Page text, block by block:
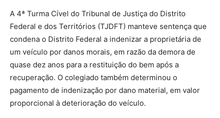
A 4ª Turma Cível do Tribunal de Justiça do Distrito
Federal e dos Territórios (TJDFT) manteve sentença que
condena o Distrito Federal a indenizar a proprietária de
um veículo por danos morais, em razão da demora de
quase dez anos para a restituição do bem após a
recuperação. O colegiado também determinou o
pagamento de indenização por dano material, em valor
proporcional à deterioração do veículo.